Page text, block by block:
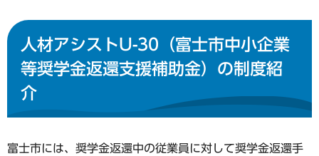
人材アシストU-30（富士市中小企業
等奨学金返還支援補助金）の制度紹
介
富士市には、奨学金返還中の従業員に対して奨学金返還手